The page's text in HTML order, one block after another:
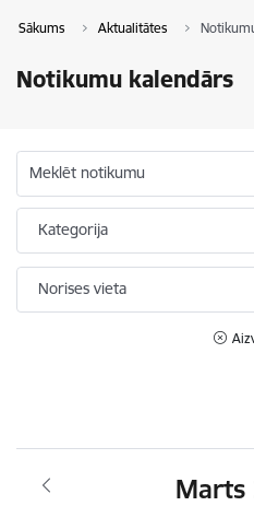
Sākums Aktualitātes
Notikumu kalendārs
Meklēt notikumu
Kategorija
Norises vieta
Marts